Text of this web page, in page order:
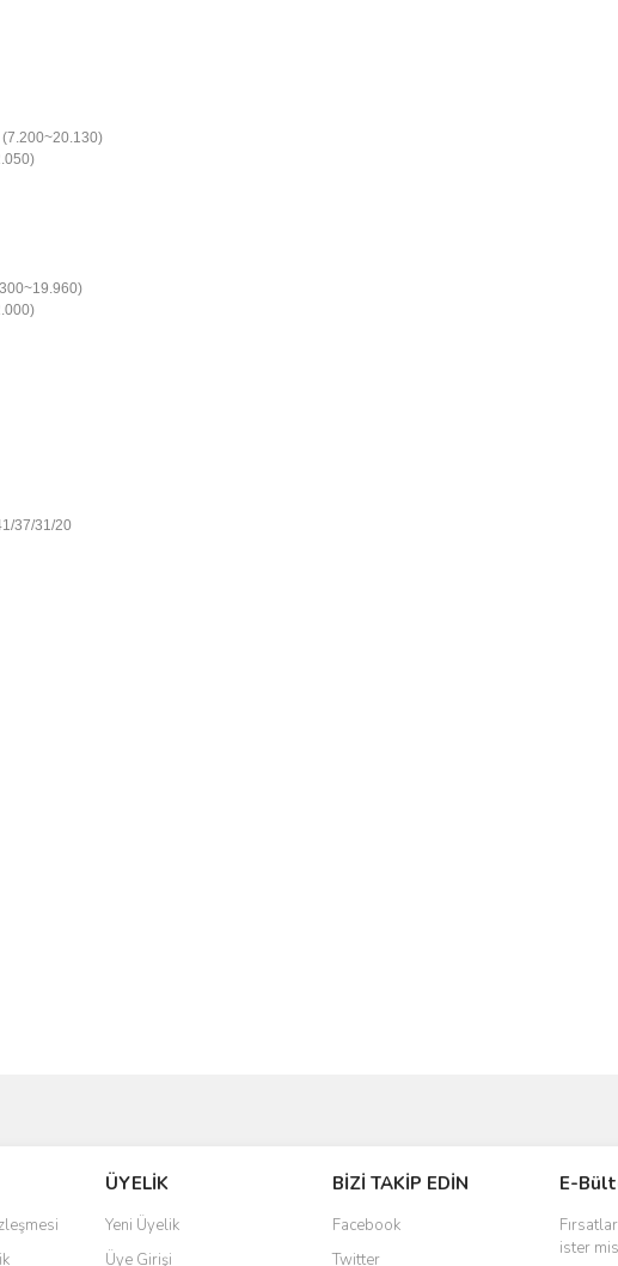
37/31/20
ÜYELİK
Yeni Üyelik
Üye Girişi
BİZİ TAKİP EDİN
Facebook
Twitter
E-
ister